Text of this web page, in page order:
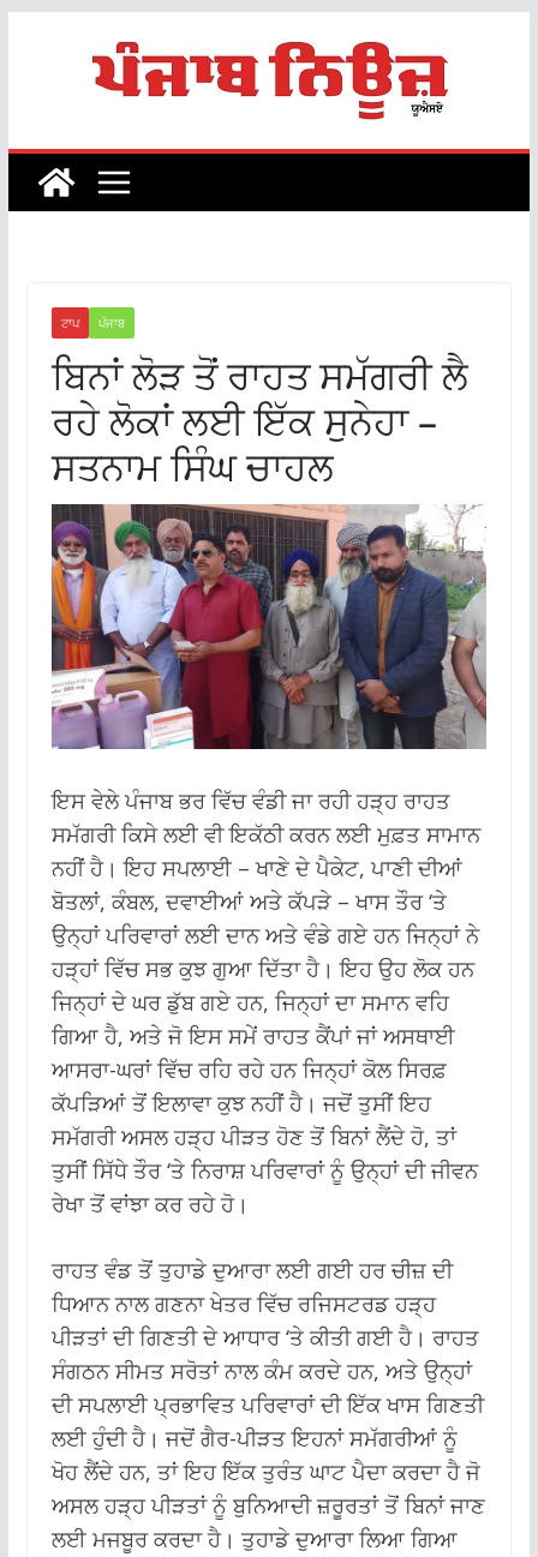
ਟਾਪ ਪੰਜਾਬ
ਬਿਨਾਂ ਲੋੜ ਤੋਂ ਰਾਹਤ ਸਮੱਗਰੀ ਲੈ
ਰਹੇ ਲੋਕਾਂ ਲਈ ਇੱਕ ਸੁਨੇਹਾ –
ਸਤਨਾਮ ਸਿੰਘ ਚਾਹਲ
ਇਸ ਵੇਲੇ ਪੰਜਾਬ ਭਰ ਵਿੱਚ ਵੰਡੀ ਜਾ ਰਹੀ ਹੜ੍ਹ ਰਾਹਤ
ਸਮੱਗਰੀ ਕਿਸੇ ਲਈ ਵੀ ਇਕੱਠੀ ਕਰਨ ਲਈ ਮੁਫ਼ਤ ਸਾਮਾਨ
ਨਹੀਂ ਹੈ। ਇਹ ਸਪਲਾਈ – ਖਾਣੇ ਦੇ ਪੈਕੇਟ, ਪਾਣੀ ਦੀਆਂ
ਬੋਤਲਾਂ, ਕੰਬਲ, ਦਵਾਈਆਂ ਅਤੇ ਕੱਪੜੇ – ਖਾਸ ਤੌਰ ‘ਤੇ
ਉਨ੍ਹਾਂ ਪਰਿਵਾਰਾਂ ਲਈ ਦਾਨ ਅਤੇ ਵੰਡੇ ਗਏ ਹਨ ਜਿਨ੍ਹਾਂ ਨੇ
ਹੜ੍ਹਾਂ ਵਿੱਚ ਸਭ ਕੁਝ ਗੁਆ ਦਿੱਤਾ ਹੈ। ਇਹ ਉਹ ਲੋਕ ਹਨ
ਜਿਨ੍ਹਾਂ ਦੇ ਘਰ ਡੁੱਬ ਗਏ ਹਨ, ਜਿਨ੍ਹਾਂ ਦਾ ਸਮਾਨ ਵਹਿ
ਗਿਆ ਹੈ, ਅਤੇ ਜੋ ਇਸ ਸਮੇਂ ਰਾਹਤ ਕੈਂਪਾਂ ਜਾਂ ਅਸਥਾਈ
ਆਸਰਾ-ਘਰਾਂ ਵਿੱਚ ਰਹਿ ਰਹੇ ਹਨ ਜਿਨ੍ਹਾਂ ਕੋਲ ਸਿਰਫ਼
ਕੱਪੜਿਆਂ ਤੋਂ ਇਲਾਵਾ ਕੁਝ ਨਹੀਂ ਹੈ। ਜਦੋਂ ਤੁਸੀਂ ਇਹ
ਸਮੱਗਰੀ ਅਸਲ ਹੜ੍ਹ ਪੀੜਤ ਹੋਣ ਤੋਂ ਬਿਨਾਂ ਲੈਂਦੇ ਹੋ, ਤਾਂ
ਤੁਸੀਂ ਸਿੱਧੇ ਤੌਰ ‘ਤੇ ਨਿਰਾਸ਼ ਪਰਿਵਾਰਾਂ ਨੂੰ ਉਨ੍ਹਾਂ ਦੀ ਜੀਵਨ
ਰੇਖਾ ਤੋਂ ਵਾਂਝਾ ਕਰ ਰਹੇ ਹੋ।
ਰਾਹਤ ਵੰਡ ਤੋਂ ਤੁਹਾਡੇ ਦੁਆਰਾ ਲਈ ਗਈ ਹਰ ਚੀਜ਼ ਦੀ
ਧਿਆਨ ਨਾਲ ਗਣਨਾ ਖੇਤਰ ਵਿੱਚ ਰਜਿਸਟਰਡ ਹੜ੍ਹ
ਪੀੜਤਾਂ ਦੀ ਗਿਣਤੀ ਦੇ ਆਧਾਰ ‘ਤੇ ਕੀਤੀ ਗਈ ਹੈ। ਰਾਹਤ
ਸੰਗਠਨ ਸੀਮਤ ਸਰੋਤਾਂ ਨਾਲ ਕੰਮ ਕਰਦੇ ਹਨ, ਅਤੇ ਉਨ੍ਹਾਂ
ਦੀ ਸਪਲਾਈ ਪ੍ਰਭਾਵਿਤ ਪਰਿਵਾਰਾਂ ਦੀ ਇੱਕ ਖਾਸ ਗਿਣਤੀ
ਲਈ ਹੁੰਦੀ ਹੈ। ਜਦੋਂ ਗੈਰ-ਪੀੜਤ ਇਹਨਾਂ ਸਮੱਗਰੀਆਂ ਨੂੰ
ਖੋਹ ਲੈਂਦੇ ਹਨ, ਤਾਂ ਇਹ ਇੱਕ ਤੁਰੰਤ ਘਾਟ ਪੈਦਾ ਕਰਦਾ ਹੈ ਜੋ
ਅਸਲ ਹੜ੍ਹ ਪੀੜਤਾਂ ਨੂੰ ਬੁਨਿਆਦੀ ਜ਼ਰੂਰਤਾਂ ਤੋਂ ਬਿਨਾਂ ਜਾਣ
ਲਈ ਮਜਬੂਰ ਕਰਦਾ ਹੈ। ਤੁਹਾਡੇ ਦੁਆਰਾ ਲਿਆ ਗਿਆ